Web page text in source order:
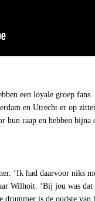
een loyale groep
en Utrecht er op
hun raap en hebben bijna
‘Ik had daarvoor niks
Wilhoit. ‘Bij jou was
is de oudste van